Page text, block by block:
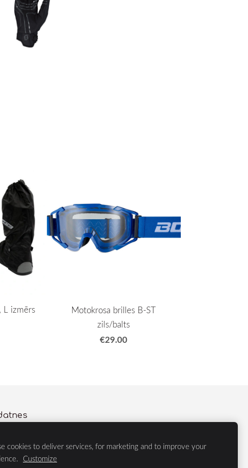
L izmērs
Motokrosa brilles B-ST
zils/balts
€29.00
tehnika, Samsung, Apgaismojums, Cietie diski, Apple,
cookies to deliver services, for marketing and to improve your
Customize